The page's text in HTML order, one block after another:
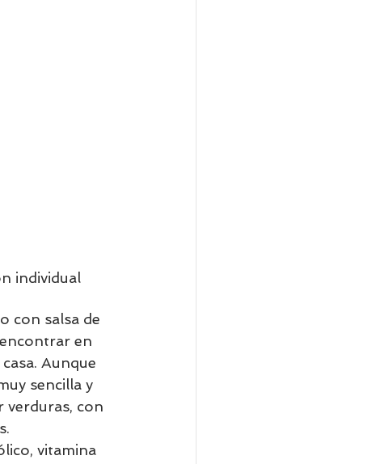
individual
con salsa de
en
Aunque
sencilla y
verduras, con
vitamina